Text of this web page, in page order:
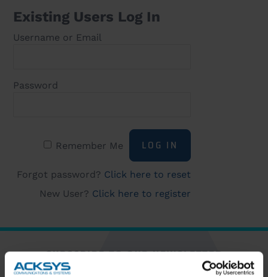
Existing Users Log In
Username or Email
Password
Remember Me
Forgot password? Click here to reset
New User? Click here to register
SUBSCRIBE TO OUR NEWSLETTER